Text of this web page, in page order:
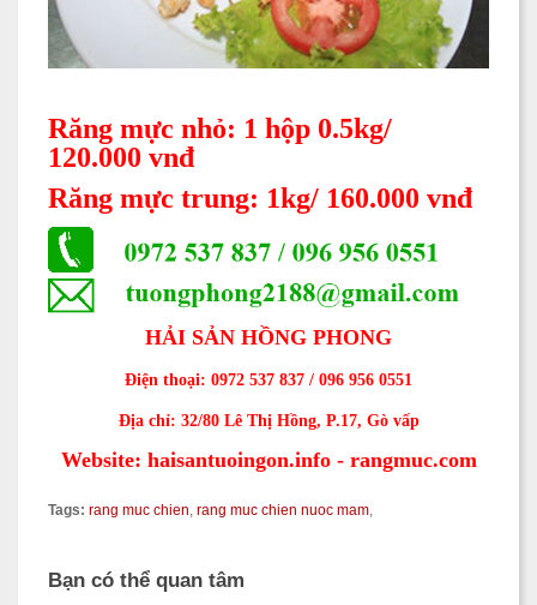
Răng mực nhỏ: 1 hộp 0.5kg/
120.000 vnđ
Răng mực trung: 1kg/ 160.000 vnđ
HẢI SẢN HỒNG PHONG
Điện thoại: 0972 537 837 / 096 956 0551
Địa chỉ: 32/80 Lê Thị Hồng, P.17, Gò vấp
Website: haisantuoingon.info - rangmuc.com
Tags: rang muc chien, rang muc chien nuoc mam,
Bạn có thể quan tâm